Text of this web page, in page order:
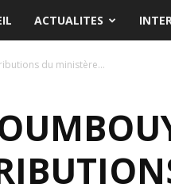
ACTUALITES
du ministère...